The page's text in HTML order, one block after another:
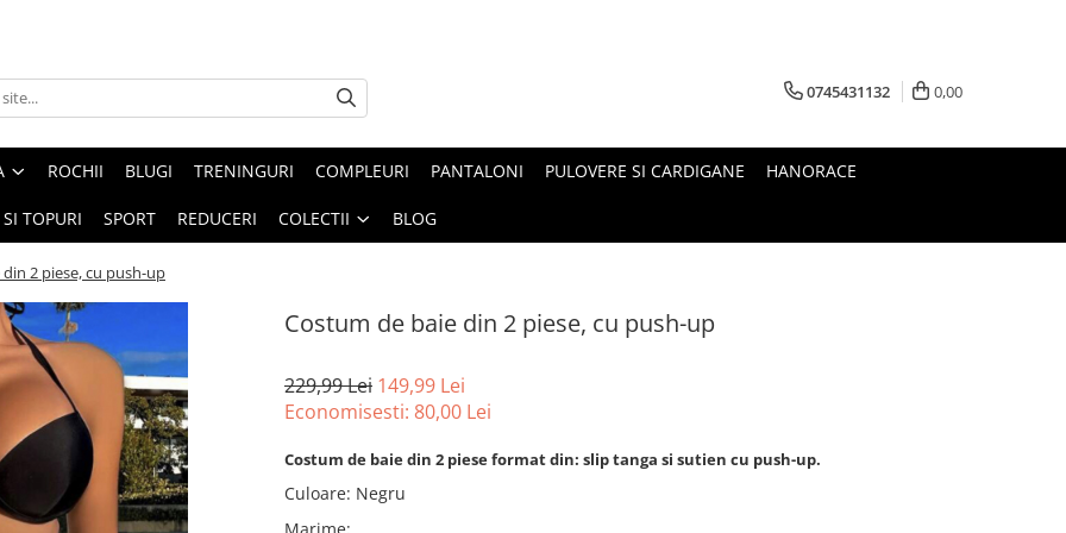
0745431132 0,00
ROCHII BLUGI TRENINGURI COMPLEURI PANTALONI PULOVERE SI CARDIGANE HANORACE
TOPURI SPORT REDUCERI COLECTII BLOG
2 piese, cu push-up
Costum de baie din 2 piese, cu push-up
229,99 Lei 149,99 Lei
Economisesti: 80,00 Lei
Costum de baie din 2 piese format din: slip tanga si sutien cu push-up.
Culoare: Negru